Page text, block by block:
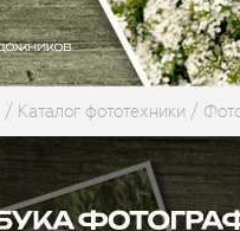
Каталог фототехники